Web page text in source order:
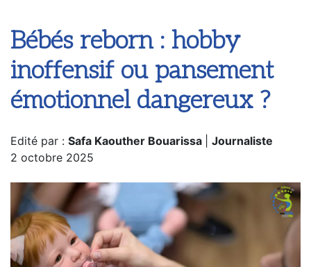
Bébés reborn : hobby
inoffensif ou pansement
émotionnel dangereux ?
Edité par : Safa Kaouther Bouarissa
Journaliste
2 octobre 2025